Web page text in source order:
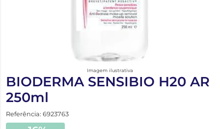
Imagem ilustrativa
BIODERMA SENSIBIO H20 AR
250ml
Referência: 6923763